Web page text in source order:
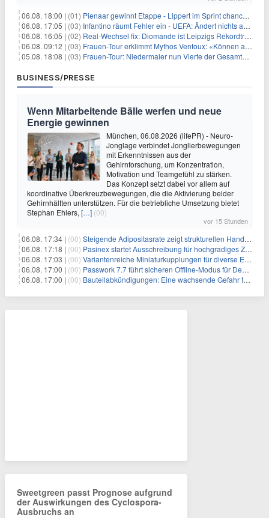
06.08. 18:00 | (01) Pienaar gewinnt Etappe - Lippert im Sprint chancenlos
06.08. 17:05 | (03) Infantino räumt Fehler ein - UEFA: Ändert nichts an Boykott
06.08. 16:05 | (02) Real-Wechsel fix: Diomande ist Leipzigs Rekordtransfer
06.08. 09:12 | (03) Frauen-Tour erklimmt Mythos Ventoux: «Können alles schaffen»
05.08. 18:08 | (03) Frauen-Tour: Niedermaier nun Vierte der Gesamtwertung
BUSINESS/PRESSE
Wenn Mitarbeitende Bälle werfen und neue
Energie gewinnen
München, 06.08.2026 (lifePR) - Neuro-
Jonglage verbindet Jonglierbewegungen
mit Erkenntnissen aus der
Gehirnforschung, um Konzentration,
Motivation und Teamgefühl zu stärken.
Das Konzept setzt dabei vor allem auf
koordinative Überkreuzbewegungen, die die Aktivierung beider
Gehirnhälften unterstützen. Für die betriebliche Umsetzung bietet
Stephan Ehlers, […] (00)
vor 15 Stunden
06.08. 17:34 | (00) Steigende Adipositasrate zeigt strukturellen Handlungsbedarf bei der Ernährung schulpflichtiger Kinder
06.08. 17:18 | (00) Pasinex startet Ausschreibung für hochgradiges Zinksulfidkonzentrat mit Germanium- und Silbergehalten und stellt ein Betriebsupdate bereit
06.08. 17:03 | (00) Variantenreiche Miniaturkupplungen für diverse Einsatzbereiche
06.08. 17:00 | (00) Passwork 7.7 führt sicheren Offline-Modus für Desktop- und Mobile-Apps ein
06.08. 17:00 | (00) Bauteilabkündigungen: Eine wachsende Gefahr für industrielle Elektroniksysteme
Sweetgreen passt Prognose aufgrund
der Auswirkungen des Cyclospora-
Ausbruchs an